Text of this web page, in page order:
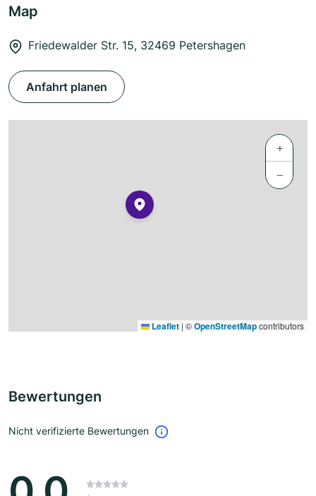
Map
Friedewalder Str. 15, 32469 Petershagen
Anfahrt planen
+
−
Leaflet | ©OpenStreetMapcontributors
Bewertungen
Nicht verifizierte Bewertungen